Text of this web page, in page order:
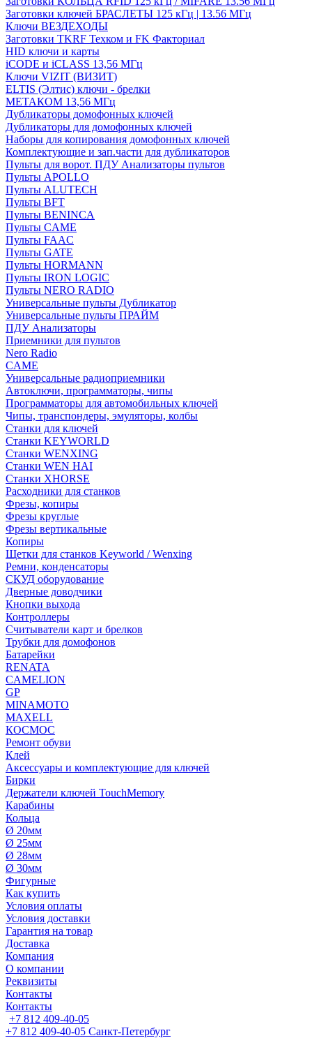
Заготовки ключей БРАСЛЕТЫ 125 кГц | 13.56 МГц
Ключи ВЕЗДЕХОДЫ
Заготовки TKRF Техком и FK Факториал
HID ключи и карты
iCODE и iCLASS 13,56 МГц
Ключи VIZIT (ВИЗИТ)
ELTIS (Элтис) ключи - брелки
МЕТАКОМ 13,56 МГц
Дубликаторы домофонных ключей
Дубликаторы для домофонных ключей
Наборы для копирования домофонных ключей
Комплектующие и зап.части для дубликаторов
Пульты для ворот. ПДУ Анализаторы пультов
Пульты APOLLO
Пульты ALUTECH
Пульты BFT
Пульты BENINCA
Пульты CAME
Пульты FAAC
Пульты GATE
Пульты HORMANN
Пульты IRON LOGIC
Пульты NERO RADIO
Универсальные пульты Дубликатор
Универсальные пульты ПРАЙМ
ПДУ Анализаторы
Приемники для пультов
Nero Radio
CAME
Универсальные радиоприемники
Автоключи, программаторы, чипы
Программаторы для автомобильных ключей
Чипы, транспондеры, эмуляторы, колбы
Станки для ключей
Станки KEYWORLD
Станки WENXING
Станки WEN HAI
Станки XHORSE
Расходники для станков
Фрезы, копиры
Фрезы круглые
Фрезы вертикальные
Копиры
Щетки для станков Keyworld / Wenxing
Ремни, конденсаторы
СКУД оборудование
Дверные доводчики
Кнопки выхода
Контроллеры
Считыватели карт и брелков
Трубки для домофонов
Батарейки
RENATA
CAMELION
GP
MINAMOTO
MAXELL
КОСМОС
Ремонт обуви
Клей
Аксессуары и комплектующие для ключей
Бирки
Держатели ключей TouchMemory
Карабины
Кольца
Ø 20мм
Ø 25мм
Ø 28мм
Ø 30мм
Фигурные
Как купить
Условия оплаты
Условия доставки
Гарантия на товар
Доставка
Компания
О компании
Реквизиты
Контакты
Контакты
+7 812 409-40-05
+7 812 409-40-05 Санĸт-Петербург